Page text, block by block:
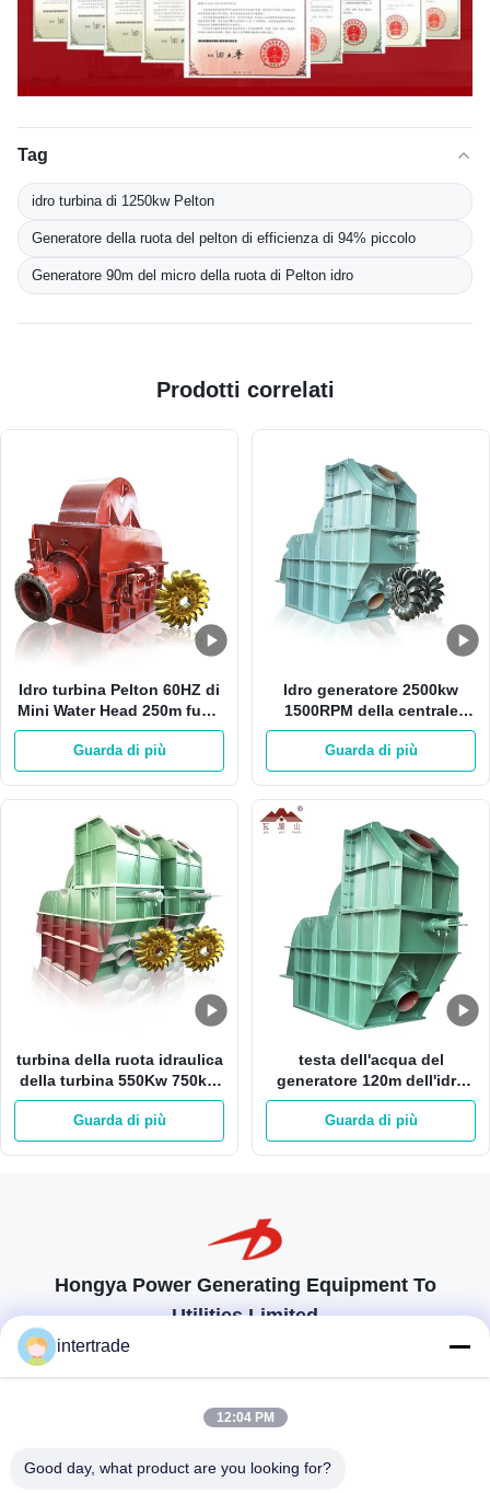
Tag
idro turbina di 1250kw Pelton
Generatore della ruota del pelton di efficienza di 94% piccolo
Generatore 90m del micro della ruota di Pelton idro
Prodotti correlati
Idro turbina Pelton 60HZ di
Mini Water Head 250m fuori
dalla turbina della ruota
della griglia 500RPM Pelton
Guarda di più
Idro generatore 2500kw
1500RPM della centrale
elettrica HPP Pelton con 1
ugello
Guarda di più
turbina della ruota idraulica
della turbina 550Kw 750kw
Pelton di Pelton della testa
dell'acqua di 180m idro
Guarda di più
testa dell'acqua del
generatore 120m dell'idro
della turbina di 1200kw
Pelton idro singola
dell'ugello ruota di Pelton
Guarda di più
Hongya Power Generating Equipment To
Utilities Limited
soluzioni su misura per soddisfare le esigenze dei clienti
86-28-37561966-8:00
intertrade
12:04 PM
Good day, what product are you looking for?